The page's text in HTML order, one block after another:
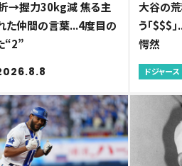
→握力30kg減 焦る主
た仲間の言葉...4度目の
“2”
大谷の荒
う「$$$
愕然
ドジャース